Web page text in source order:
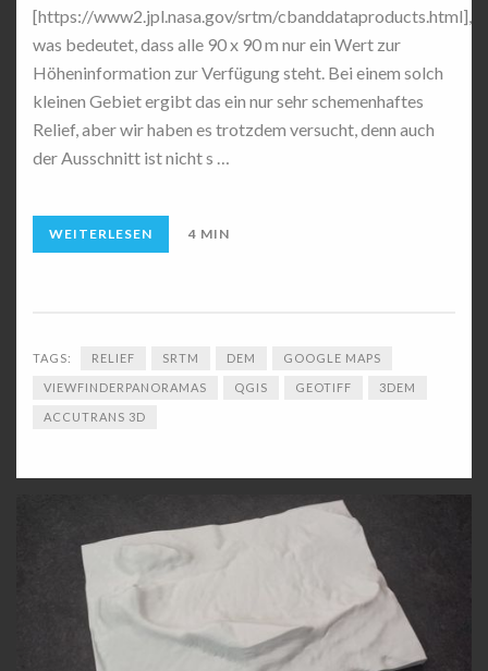
[https://www2.jpl.nasa.gov/srtm/cbanddataproducts.html],
was bedeutet, dass alle 90 x 90 m nur ein Wert zur
Höheninformation zur Verfügung steht. Bei einem solch
kleinen Gebiet ergibt das ein nur sehr schemenhaftes
Relief, aber wir haben es trotzdem versucht, denn auch
der Ausschnitt ist nicht s …
WEITERLESEN 4 MIN
TAGS: RELIEF SRTM DEM GOOGLE MAPS
VIEWFINDERPANORAMAS QGIS GEOTIFF 3DEM
ACCUTRANS 3D